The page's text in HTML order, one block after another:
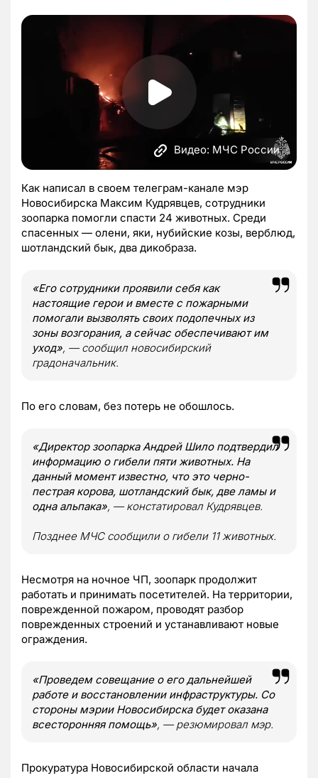
Видео: МЧС России
Как написал в своем телеграм-канале мэр
Новосибирска Максим Кудрявцев, сотрудники
зоопарка помогли спасти 24 животных. Среди
спасенных — олени, яки, нубийские козы, верблюд,
шотландский бык, два дикобраза.
«Его сотрудники проявили себя как
настоящие герои и вместе с пожарными
помогали вызволять своих подопечных из
зоны возгорания, а сейчас обеспечивают им
уход», — сообщил новосибирский
градоначальник.
По его словам, без потерь не обошлось.
«Директор зоопарка Андрей Шило подтвердил
информацию о гибели пяти животных. На
данный момент известно, что это черно-
пестрая корова, шотландский бык, две ламы и
одна альпака», — констатировал Кудрявцев.
Позднее МЧС сообщили о гибели 11 животных.
Несмотря на ночное ЧП, зоопарк продолжит
работать и принимать посетителей. На территории,
поврежденной пожаром, проводят разбор
поврежденных строений и устанавливают новые
ограждения.
«Проведем совещание о его дальнейшей
работе и восстановлении инфраструктуры. Со
стороны мэрии Новосибирска будет оказана
всесторонняя помощь», — резюмировал мэр.
Прокуратура Новосибирской области начала